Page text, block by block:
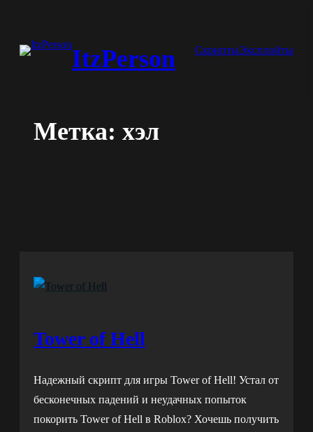
содержимомуItzPerson СкриптыЭксплойты
Метка: хэл
Tower of Hell
Надежный скрипт для игры Tower of Hell! Устал от
бесконечных падений и неудачных попыток
покорить Tower of Hell в Roblox? Хочешь получить